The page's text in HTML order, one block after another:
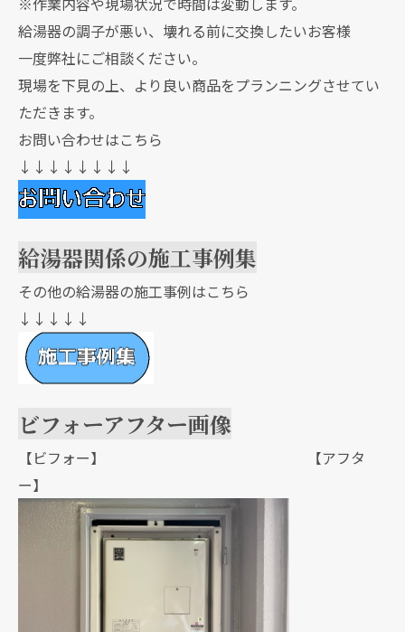
給湯器の調子が悪い、壊れる前に交換したいお客様
一度弊社にご相談ください。
現場を下見の上、より良い商品をプランニングさせてい
ただきます。
お問い合わせはこちら
↓↓↓↓↓↓↓↓
給湯器関係の施工事例集
その他の給湯器の施工事例はこちら
↓↓↓↓↓
ビフォーアフター画像
【ビフォー】 【アフタ
ー】